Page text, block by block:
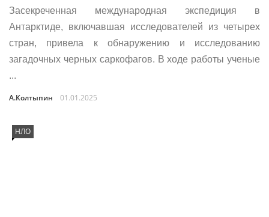
Засекреченная международная экспедиция в
Антарктиде, включавшая исследователей из четырех
стран, привела к обнаружению и исследованию
загадочных черных саркофагов. В ходе работы ученые
...
А.Колтыпин 01.01.2025
НЛО